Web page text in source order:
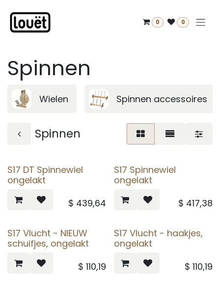
0 0
Spinnen
Wielen Spinnen accessoires
Spinnen
S17 DT Spinnewiel
ongelakt
$ 439,64
S17 Spinnewiel
ongelakt
$ 417,38
S17 Vlucht - NIEUW
schuifjes, ongelakt
$ 110,19
S17 Vlucht - haakjes,
ongelakt
$ 110,19